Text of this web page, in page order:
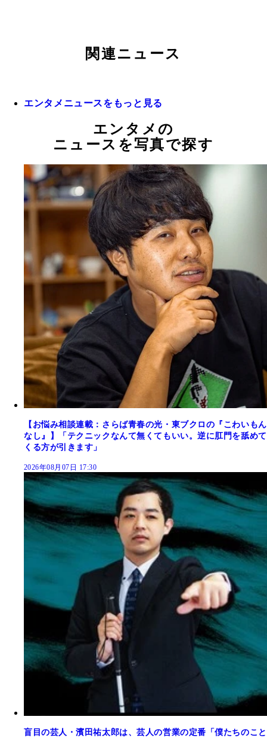
関連ニュース
エンタメニュースをもっと見る
エンタメの
ニュースを写真で探す
【お悩み相談連載：さらば青春の光・東ブクロの『こわいもん
なし』】「テクニックなんて無くてもいい。逆に肛門を舐めて
くる方が引きます」
2026年08月07日 17:30
盲目の芸人・濱田祐太郎は、芸人の営業の定番「僕たちのこと